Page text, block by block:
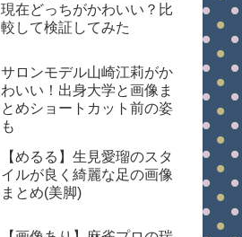
現在どっちがかわいい？比
較して検証してみた
サロンモデル山崎江莉がか
わいい！出身大学と画像ま
とめショートカット前の姿
も
【めるる】生見愛瑠のスタ
イルが良く綺麗な足の画像
まとめ(美脚)